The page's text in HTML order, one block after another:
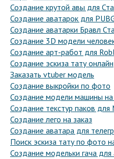
Создание крутой авы для
Создание аватарок для
Создание аватарки Бравл
Создание 3D модели
Создание арт-работ для
Создание эскиза тату онлайн
Заказать vtuber модель
Создание выкройки по фото
Создание модели машины
Создание текстур паков
Создание лего на заказ
Создание аватара для
Поиск эскиза тату по фото
Создание модельки гача для